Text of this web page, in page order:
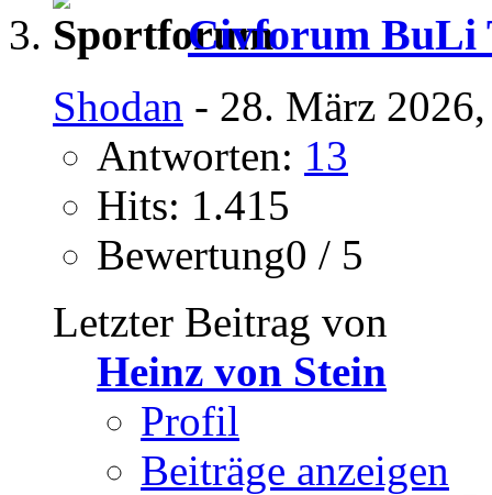
Civforum BuLi
Shodan - 28. März
Antworten: 13
Hits: 1.415
Bewertung0 / 5
Letzter Beitrag von
Heinz von Stein
Profil
Beiträge anzeigen